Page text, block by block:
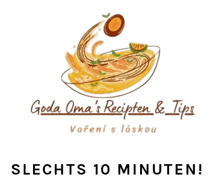
SLECHTS 10 MINUTEN!